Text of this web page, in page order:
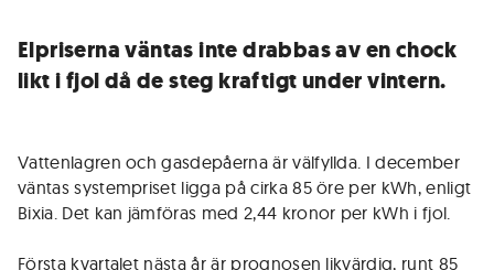
Elpriserna väntas inte drabbas av en chock
likt i fjol då de steg kraftigt under vintern.
Vattenlagren och gasdepåerna är välfyllda. I december
väntas systempriset ligga på cirka 85 öre per kWh, enligt
Bixia. Det kan jämföras med 2,44 kronor per kWh i fjol.
Första kvartalet nästa år är prognosen likvärdig, runt 85